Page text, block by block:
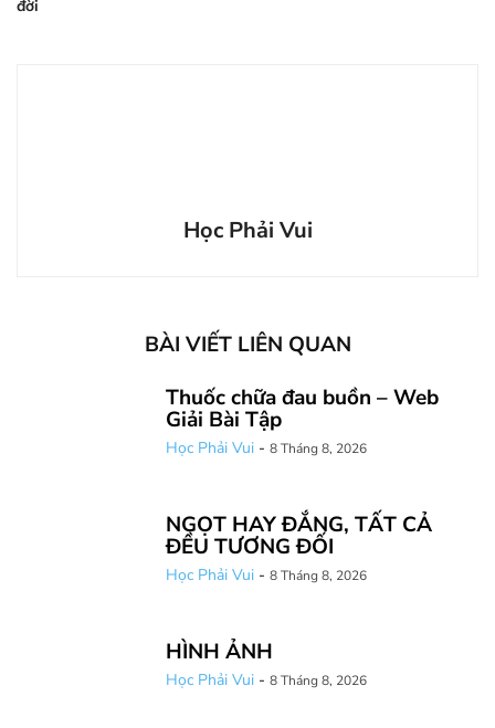
đời
Học Phải Vui
BÀI VIẾT LIÊN QUAN
Thuốc chữa đau buồn – Web
Giải Bài Tập
Học Phải Vui - 8 Tháng 8, 2026
NGỌT HAY ĐẮNG, TẤT CẢ
ĐỀU TƯƠNG ĐỐI
Học Phải Vui - 8 Tháng 8, 2026
HÌNH ẢNH
Học Phải Vui - 8 Tháng 8, 2026